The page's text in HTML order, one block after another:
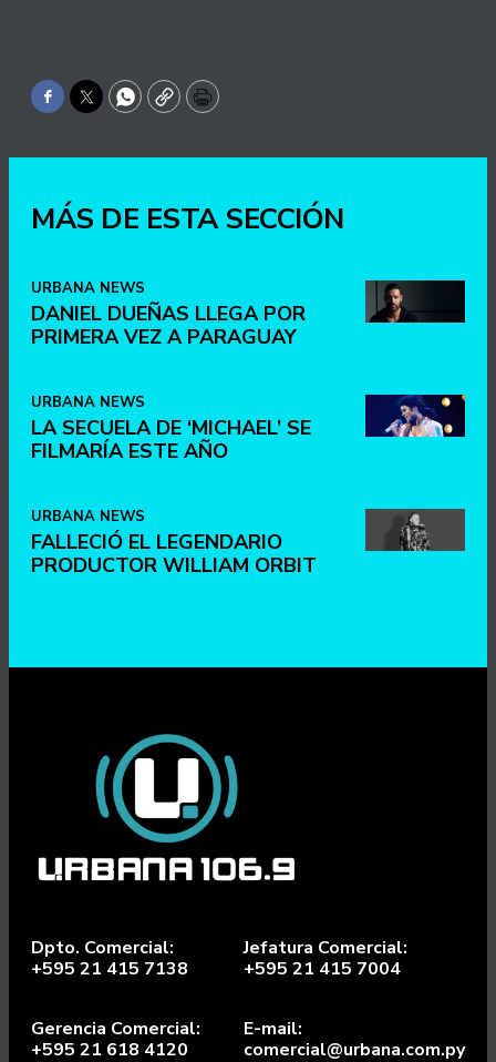
Facebook
TwitterWhatsApp
CopyPrint
MÁS DE ESTA SECCIÓN
URBANA NEWS
DANIEL DUEÑAS LLEGA POR
PRIMERA VEZ A PARAGUAY
URBANA NEWS
LA SECUELA DE ‘MICHAEL’ SE
FILMARÍA ESTE AÑO
URBANA NEWS
FALLECIÓ EL LEGENDARIO
PRODUCTOR WILLIAM ORBIT
Dpto. Comercial:
+595 21 415 7138
Jefatura Comercial:
+595 21 415 7004
Gerencia Comercial:
+595 21 618 4120
E-mail:
comercial@urbana.com.py